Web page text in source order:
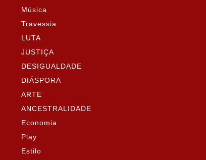
Música
Travessia
LUTA
JUSTIÇA
DESIGUALDADE
DIÁSPORA
ARTE
ANCESTRALIDADE
Economia
Play
Estilo